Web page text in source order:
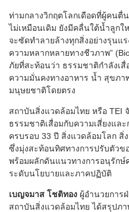
ท่ามกลางวิกฤตโลกเดือดที่ผู้คนตื่
ไม่เหมือนเดิม ยังมีคลื่นใต้น้ำลูก
จะซัดทำลายล้างทุกสิ่งอย่างรุนแ
ความหลากหลายทางชีวภาพ”
ภัยที่สะท้อนว่า ธรรมชาติกำลังเ
ความมั่นคงทางอาหาร น้ำ สุขภา
มนุษยชาติโดยตรง
สถาบันสิ่งแวดล้อมไทย หรือ TEI
ธรรมชาติเสื่อมกับความเสี่ยงแล
ครบรอบ 33 ปี สิ่งแวดล้อมโลก สิ่
ซึ่งมุ่งสะท้อนทิศทางการปรับตัวข
พร้อมผลักดันแนวทางการอนุรัก
ระดับนโยบายและภาคปฏิบัติ
เบญจมาส โชติทอง ผู้อำนวยการ
สถาบันสิ่งแวดล้อมไทย ได้สรุปภ